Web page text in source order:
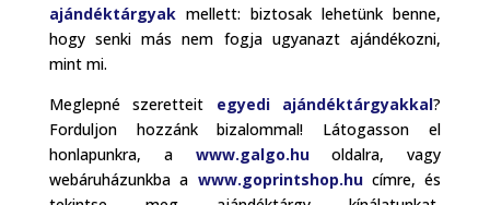
ajándéktárgyakmellett: biztosak lehetünk benne,
hogy senki más nem fogja ugyanazt ajándékozni,
mint mi.
Meglepné szeretteit egyedi ajándéktárgyakkal?
Forduljon hozzánk bizalommal! Látogasson el
honlapunkra, a www.galgo.huoldalra, vagy
webáruházunkba a www.goprintshop.hucímre, és